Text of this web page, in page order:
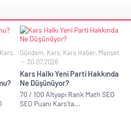
Kars,
Gündem, Kars, Kars Haber, Manşet
30.07.2026
Kars Halkı Yeni Parti Hakkında
Ne Düşünüyor?
70 / 100 Altyapı Rank Math SEO
SEO Puanı Kars’ta...